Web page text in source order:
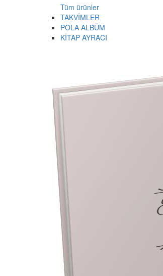
Tüm ürünler
TAKVİMLER
POLA ALBÜM
KİTAP AYRACI